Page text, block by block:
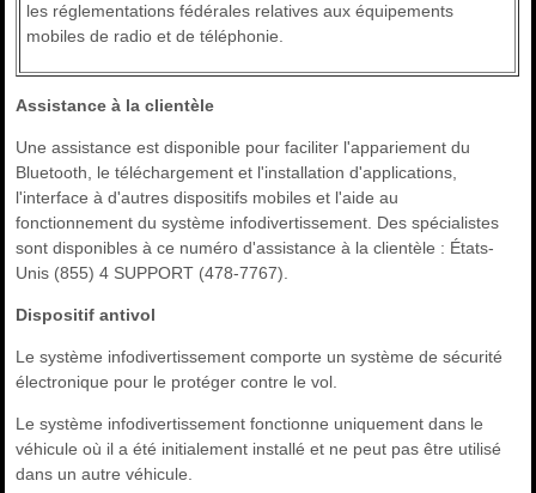
les réglementations fédérales relatives aux équipements
mobiles de radio et de téléphonie.
Assistance à la clientèle
Une assistance est disponible pour faciliter l'appariement du
Bluetooth, le téléchargement et l'installation d'applications,
l'interface à d'autres dispositifs mobiles et l'aide au
fonctionnement du système infodivertissement. Des spécialistes
sont disponibles à ce numéro d'assistance à la clientèle : États-
Unis (855) 4 SUPPORT (478-7767).
Dispositif antivol
Le système infodivertissement comporte un système de sécurité
électronique pour le protéger contre le vol.
Le système infodivertissement fonctionne uniquement dans le
véhicule où il a été initialement installé et ne peut pas être utilisé
dans un autre véhicule.